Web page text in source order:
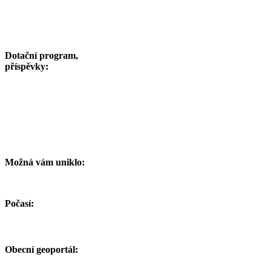
Dotační program,
příspěvky:
Možná vám uniklo:
Počasí:
Obecní geoportál: